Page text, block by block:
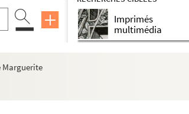
Imprimés
multimédia
Marguerite